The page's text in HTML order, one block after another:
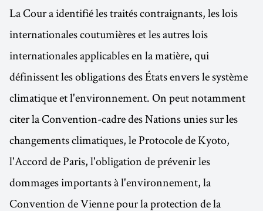
La Cour a identifié les traités contraignants, les lois
internationales coutumières et les autres lois
internationales applicables en la matière, qui
définissent les obligations des États envers le système
climatique et l'environnement. On peut notamment
citer la Convention-cadre des Nations unies sur les
changements climatiques, le Protocole de Kyoto,
l'Accord de Paris, l'obligation de prévenir les
dommages importants à l'environnement, la
Convention de Vienne pour la protection de la